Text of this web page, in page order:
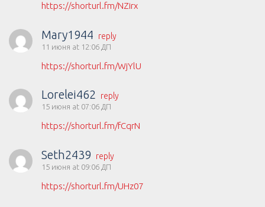
https://shorturl.fm/NZirx
Mary1944 reply
11 июня at 12:06 ДП
https://shorturl.fm/WjYlU
Lorelei462 reply
15 июня at 07:06 ДП
https://shorturl.fm/fCqrN
Seth2439 reply
15 июня at 09:06 ДП
https://shorturl.fm/UHz07